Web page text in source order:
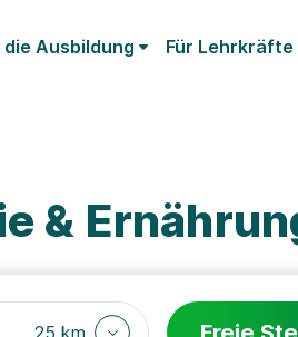
die Ausbildung Für Lehrkräfte
&
25 km